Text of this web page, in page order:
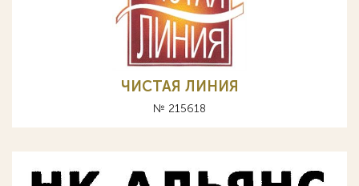
ЧИСТАЯ ЛИНИЯ
№ 215618